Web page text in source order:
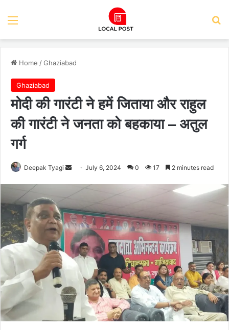
Menu
Home /Ghaziabad
Ghaziabad
मोदी की गारंटी ने हमें जिताया और राहुल
की गारंटी ने जनता को बहकाया – अतुल
गर्ग
Deepak Tyagi
Send
email
July 6, 2024 0 17 2 minutes read